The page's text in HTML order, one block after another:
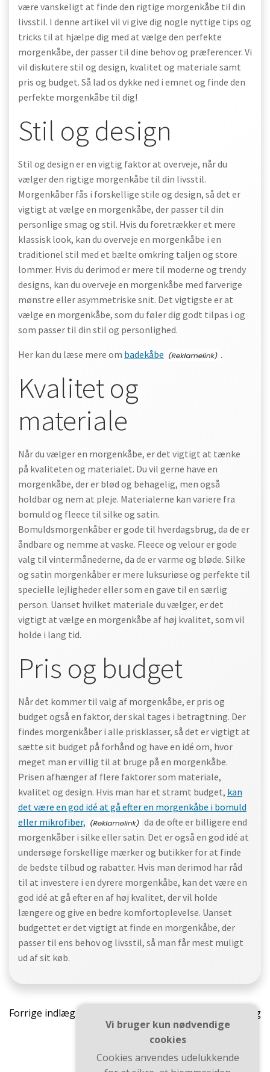
være vanskeligt at finde den rigtige morgenkåbe til din
livsstil. I denne artikel vil vi give dig nogle nyttige tips og
tricks til at hjælpe dig med at vælge den perfekte
morgenkåbe, der passer til dine behov og præferencer. Vi
vil diskutere stil og design, kvalitet og materiale samt
pris og budget. Så lad os dykke ned i emnet og finde den
perfekte morgenkåbe til dig!
Stil og design
Stil og design er en vigtig faktor at overveje, når du
vælger den rigtige morgenkåbe til din livsstil.
Morgenkåber fås i forskellige stile og design, så det er
vigtigt at vælge en morgenkåbe, der passer til din
personlige smag og stil. Hvis du foretrækker et mere
klassisk look, kan du overveje en morgenkåbe i en
traditionel stil med et bælte omkring taljen og store
lommer. Hvis du derimod er mere til moderne og trendy
designs, kan du overveje en morgenkåbe med farverige
mønstre eller asymmetriske snit. Det vigtigste er at
vælge en morgenkåbe, som du føler dig godt tilpas i og
som passer til din stil og personlighed.
Her kan du læse mere om badekåbe .
Kvalitet og
materiale
Når du vælger en morgenkåbe, er det vigtigt at tænke
på kvaliteten og materialet. Du vil gerne have en
morgenkåbe, der er blød og behagelig, men også
holdbar og nem at pleje. Materialerne kan variere fra
bomuld og fleece til silke og satin.
Bomuldsmorgenkåber er gode til hverdagsbrug, da de er
åndbare og nemme at vaske. Fleece og velour er gode
valg til vintermånederne, da de er varme og bløde. Silke
og satin morgenkåber er mere luksuriøse og perfekte til
specielle lejligheder eller som en gave til en særlig
person. Uanset hvilket materiale du vælger, er det
vigtigt at vælge en morgenkåbe af høj kvalitet, som vil
holde i lang tid.
Pris og budget
Når det kommer til valg af morgenkåbe, er pris og
budget også en faktor, der skal tages i betragtning. Der
findes morgenkåber i alle prisklasser, så det er vigtigt at
sætte sit budget på forhånd og have en idé om, hvor
meget man er villig til at bruge på en morgenkåbe.
Prisen afhænger af flere faktorer som materiale,
kvalitet og design. Hvis man har et stramt budget, kan
det være en god idé at gå efter en morgenkåbe i bomuld
eller mikrofiber,
da de ofte er billigere end
morgenkåber i silke eller satin. Det er også en god idé at
undersøge forskellige mærker og butikker for at finde
de bedste tilbud og rabatter. Hvis man derimod har råd
til at investere i en dyrere morgenkåbe, kan det være en
god idé at gå efter en af høj kvalitet, der vil holde
længere og give en bedre komfortoplevelse. Uanset
budgettet er det vigtigt at finde en morgenkåbe, der
passer til ens behov og livsstil, så man får mest muligt
ud af sit køb.
Indlægsnavigation
Forrige indlæg
Næste indlæg
Vi bruger kun nødvendige
cookies
Cookies anvendes udelukkende